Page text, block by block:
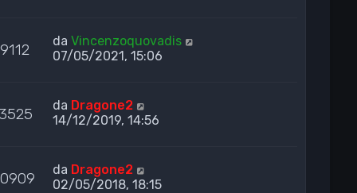
daVincenzoquovadis
07/05/2021, 15:06
da Dragone2
14/12/2019, 14:56
da Dragone2
02/05/2018, 18:15